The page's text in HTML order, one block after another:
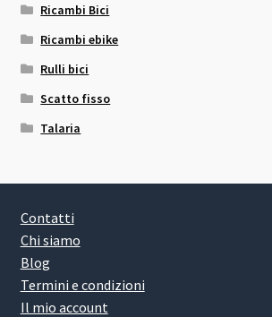
Ricambi Bici
Ricambi ebike
Rulli bici
Scatto fisso
Talaria
Contatti
Chi siamo
Blog
Termini e condizioni
Il mio account